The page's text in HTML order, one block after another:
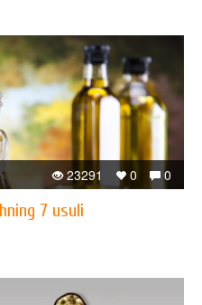
0
0
23291
7 usuli